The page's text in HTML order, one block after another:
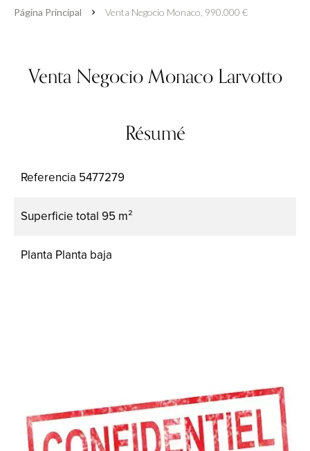
Página Principal Venta Negocio Monaco, 990.000 €
Venta Negocio Monaco Larvotto
Résumé
Referencia 5477279
Superficie total 95 m²
Planta Planta baja